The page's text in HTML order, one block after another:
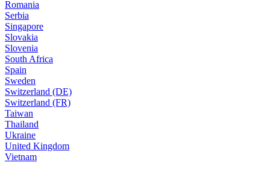
Romania
Serbia
Singapore
Slovakia
Slovenia
South Africa
Spain
Sweden
Switzerland (DE)
Switzerland (FR)
Taiwan
Thailand
Ukraine
United Kingdom
Vietnam